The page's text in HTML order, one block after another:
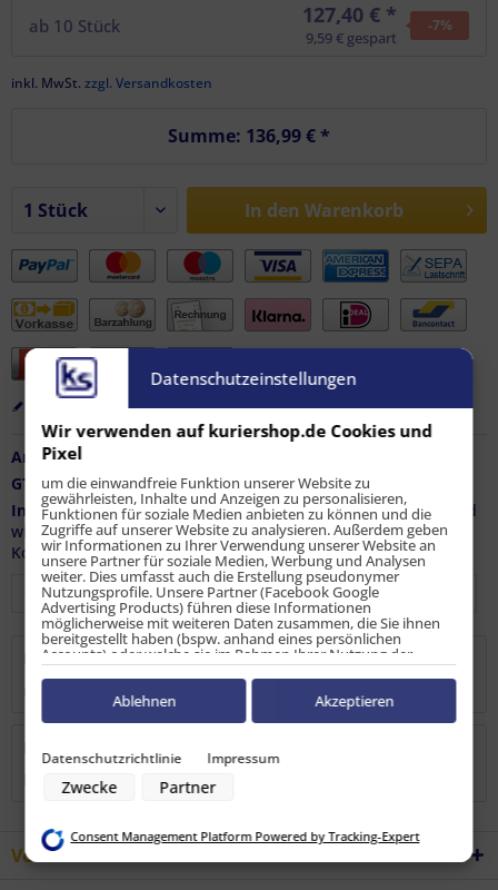
ab 10 Stück 127,40 € *
9,59 € gespart
-7%
inkl. MwSt. zzgl. Versandkosten
Summe: 136,99 €*
In den Warenkorb
Bewerten Empfehlen
Artikel-Nr.:
GTIN / EAN:
9010486123316
Info:
Dieser Artikel ist keine Lagerware und
wird auftragsbezogen bestellt (weitere Infos, siehe
Kommentar).
Beschreibung
mehr
Bewertungen lesen, schreiben und diskutieren...
Vorteile
Datenschutzeinstellungen
Wir verwenden auf kuriershop.de Cookies und
Pixel
um die einwandfreie Funktion unserer Website zu
gewährleisten, Inhalte und Anzeigen zu personalisieren,
Funktionen für soziale Medien anbieten zu können und die
Zugriffe auf unserer Website zu analysieren. Außerdem geben
wir Informationen zu Ihrer Verwendung unserer Website an
unsere Partner für soziale Medien, Werbung und Analysen
weiter. Dies umfasst auch die Erstellung pseudonymer
Nutzungsprofile. Unsere Partner (Facebook Google
Advertising Products) führen diese Informationen
möglicherweise mit weiteren Daten zusammen, die Sie ihnen
bereitgestellt haben (bspw. anhand eines persönlichen
Accounts) oder welche sie im Rahmen Ihrer Nutzung der
Dienste gesammelt haben (bspw. Nutzungsdaten anderer
Geräte). Ihre Einwilligung zur Nutzung von Cookies und Pixeln
können Sie jederzeit widerrufen, indem Sie auf den
Datenschutz-Button links unten klicken und dort die
Zwecke der Datenverarbeitung durch unsere Partner:
Speichern von oder Zugriff auf Informationen auf einem Endgerät
Verwendung von Profilen zur Auswahl personalisierter Werbung
Datenschutzrichtlinie Impressum
Zwecke Partner
Ablehnen Akzeptieren
Consent Management Platform Powered by Tracking-Expert